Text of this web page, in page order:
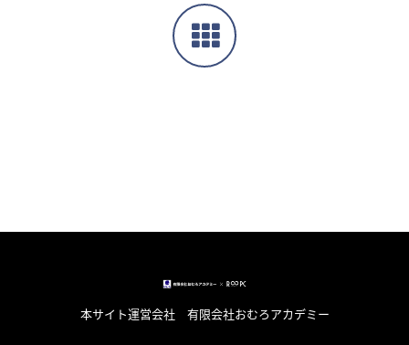
本サイト運営会社 有限会社おむろアカデミー